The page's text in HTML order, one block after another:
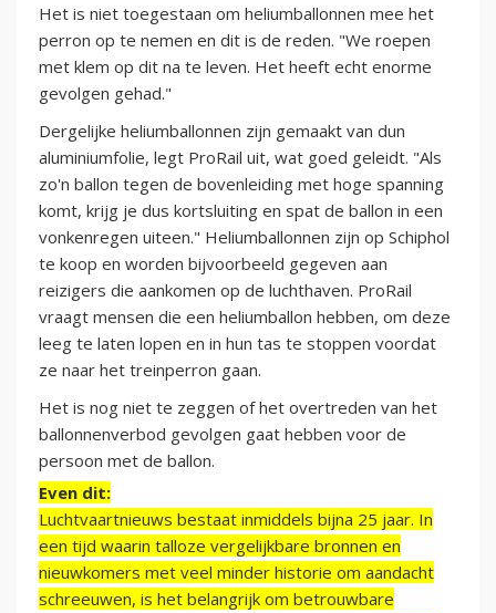
Het is niet toegestaan om heliumballonnen mee het
perron op te nemen en dit is de reden. "We roepen
met klem op dit na te leven. Het heeft echt enorme
gevolgen gehad."
Dergelijke heliumballonnen zijn gemaakt van dun
aluminiumfolie, legt ProRail uit, wat goed geleidt. "Als
zo'n ballon tegen de bovenleiding met hoge spanning
komt, krijg je dus kortsluiting en spat de ballon in een
vonkenregen uiteen." Heliumballonnen zijn op Schiphol
te koop en worden bijvoorbeeld gegeven aan
reizigers die aankomen op de luchthaven. ProRail
vraagt mensen die een heliumballon hebben, om deze
leeg te laten lopen en in hun tas te stoppen voordat
ze naar het treinperron gaan.
Het is nog niet te zeggen of het overtreden van het
ballonnenverbod gevolgen gaat hebben voor de
persoon met de ballon.
Even dit:
Luchtvaartnieuws bestaat inmiddels bijna 25 jaar. In
een tijd waarin talloze vergelijkbare bronnen en
nieuwkomers met veel minder historie om aandacht
schreeuwen, is het belangrijk om betrouwbare